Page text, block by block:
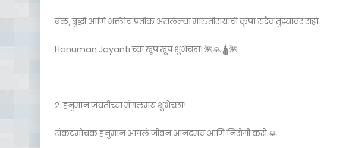
बळ, बुद्धी आणि भक्तीचं प्रतीक असलेल्या मारुतीरायाची कृपा सदैव तुझ्यावर राहो.
Hanuman Jayanti च्या खूप खूप शुभेच्छा! 🌺🙏🛕🌺
2. हनुमान जयंतीच्या मंगलमय शुभेच्छा!
संकटमोचक हनुमान आपलं जीवन आनंदमय आणि निरोगी करो.🙏